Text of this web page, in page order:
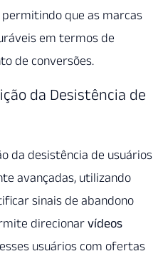
que as marcas
em termos de
de conversões.
da Desistência de
da desistência de usuários
avançadas, utilizando
sinais de abandono
direcionar vídeos
usuários com ofertas